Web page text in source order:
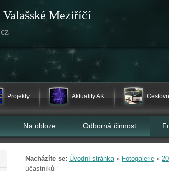
Valašské Meziříčí
Projekty Aktuality AK
Na obloze Odborná činnost
Nacházíte se: Úvodní stránka» Fotogalerie »
účastníků